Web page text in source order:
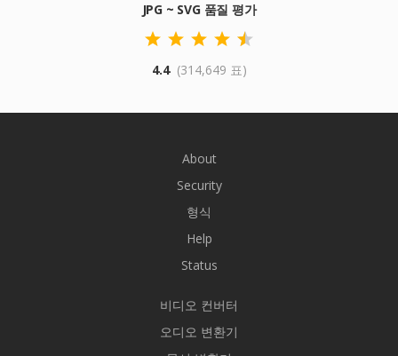
JPG ~ SVG 품질 평가
4.4 (314,649 표)
About
Security
형식
Help
Status
비디오 컨버터
오디오 변환기